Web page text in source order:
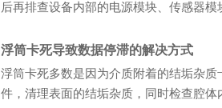
后再排查设备内部的电源模块、传感器
浮筒卡死导致数据停滞的解决方式
浮筒卡死多数是因为介质附着的结垢杂
件，清理表面的结垢杂质，同时检查腔